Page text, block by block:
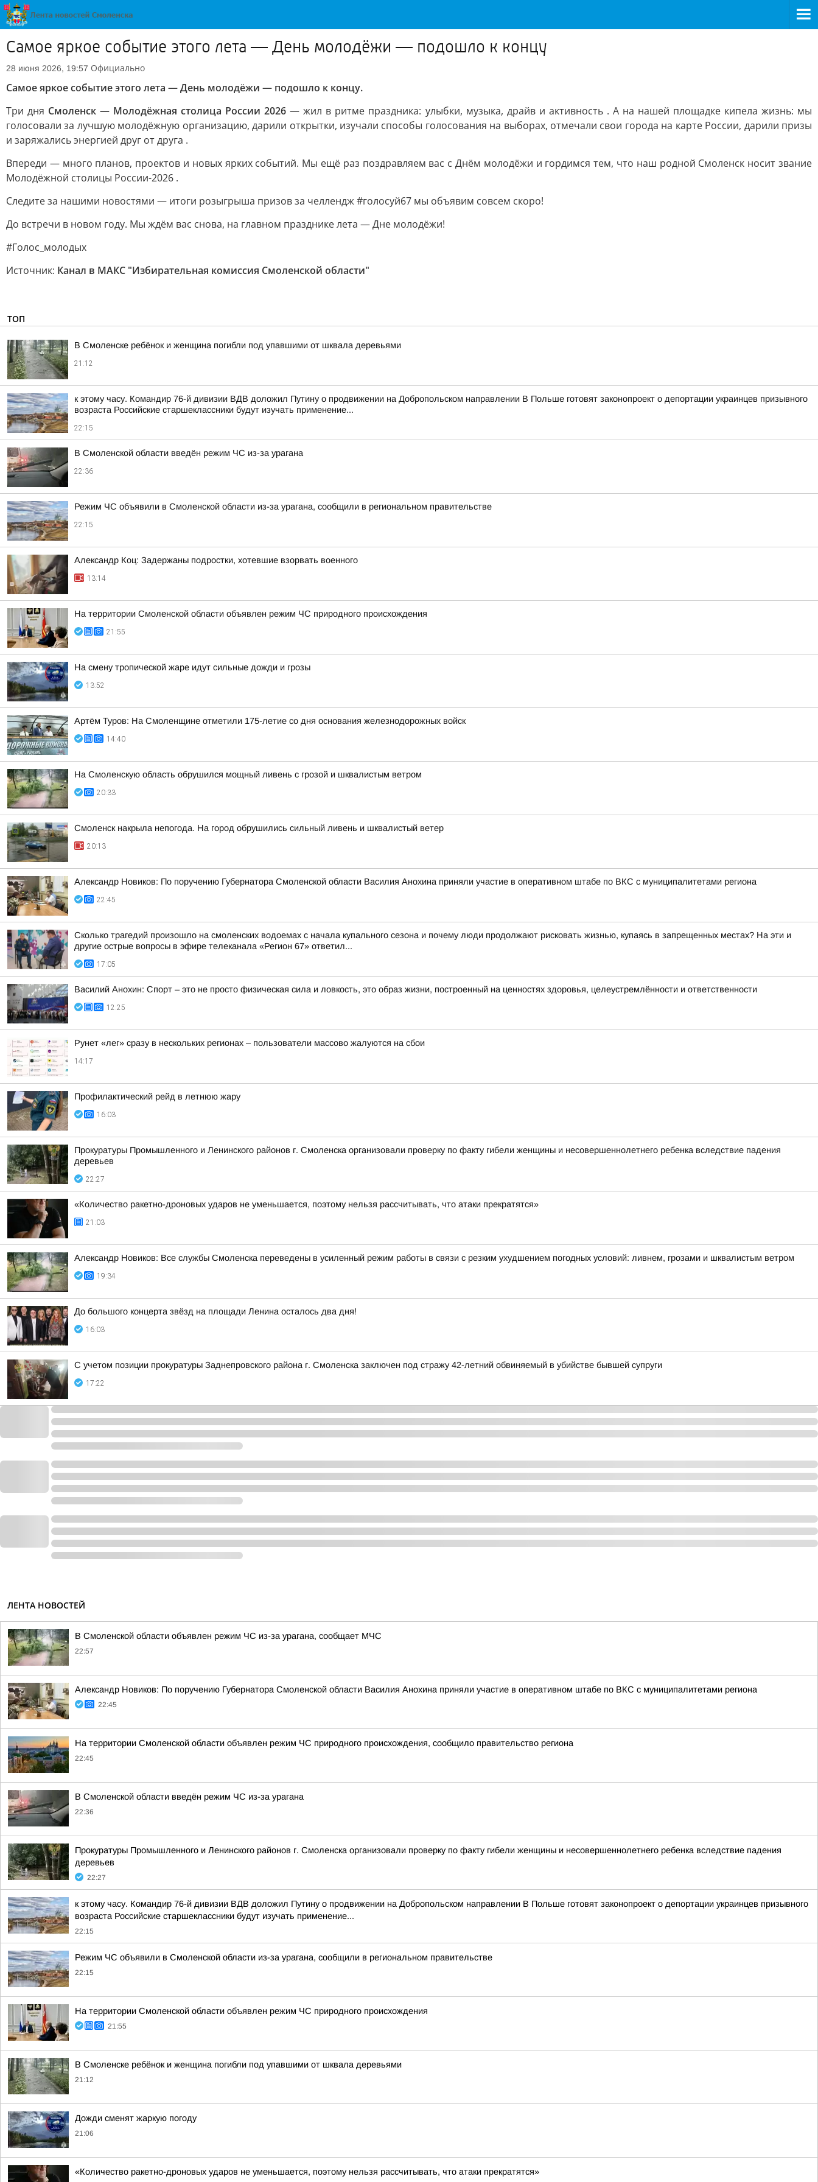
Самое яркое событие этого лета — День молодёжи — подошло к концу
28 июня 2026, 19:57 Официально
Самое яркое событие этого лета — День молодёжи — подошло к концу.
Три дня Смоленск — Молодёжная столица России 2026 — жил в ритме праздника: улыбки, музыка, драйв и активность . А на нашей площадке кипела жизнь: мы
голосовали за лучшую молодёжную организацию, дарили открытки, изучали способы голосования на выборах, отмечали свои города на карте России, дарили призы
и заряжались энергией друг от друга .
Впереди — много планов, проектов и новых ярких событий. Мы ещё раз поздравляем вас с Днём молодёжи и гордимся тем, что наш родной Смоленск носит звание
Молодёжной столицы России-2026 .
Следите за нашими новостями — итоги розыгрыша призов за челлендж #голосуй67 мы объявим совсем скоро!
До встречи в новом году. Мы ждём вас снова, на главном празднике лета — Дне молодёжи!
#Голос_молодых
Источник: Канал в МАКС "Избирательная комиссия Смоленской области"
ТОП
В Смоленске ребёнок и женщина погибли под упавшими от шквала деревьями
21:12
к этому часу. Командир 76-й дивизии ВДВ доложил Путину о продвижении на Добропольском направлении В Польше готовят законопроект о депортации украинцев призывного
возраста Российские старшеклассники будут изучать применение...
22:15
В Смоленской области введён режим ЧС из-за урагана
22:36
Режим ЧС объявили в Смоленской области из-за урагана, сообщили в региональном правительстве
22:15
Александр Коц: Задержаны подростки, хотевшие взорвать военного
13:14
На территории Смоленской области объявлен режим ЧС природного происхождения
21:55
На смену тропической жаре идут сильные дожди и грозы
13:52
Артём Туров: На Смоленщине отметили 175-летие со дня основания железнодорожных войск
14:40
На Смоленскую область обрушился мощный ливень с грозой и шквалистым ветром
20:33
Смоленск накрыла непогода. На город обрушились сильный ливень и шквалистый ветер
20:13
Александр Новиков: По поручению Губернатора Смоленской области Василия Анохина приняли участие в оперативном штабе по ВКС с муниципалитетами региона
22:45
Сколько трагедий произошло на смоленских водоемах с начала купального сезона и почему люди продолжают рисковать жизнью, купаясь в запрещенных местах? На эти и
другие острые вопросы в эфире телеканала «Регион 67» ответил...
17:05
Василий Анохин: Спорт – это не просто физическая сила и ловкость, это образ жизни, построенный на ценностях здоровья, целеустремлённости и ответственности
12:25
Рунет «лег» сразу в нескольких регионах – пользователи массово жалуются на сбои
14:17
Профилактический рейд в летнюю жару
16:03
Прокуратуры Промышленного и Ленинского районов г. Смоленска организовали проверку по факту гибели женщины и несовершеннолетнего ребенка вследствие падения
деревьев
22:27
«Количество ракетно-дроновых ударов не уменьшается, поэтому нельзя рассчитывать, что атаки прекратятся»
21:03
Александр Новиков: Все службы Смоленска переведены в усиленный режим работы в связи с резким ухудшением погодных условий: ливнем, грозами и шквалистым ветром
19:34
До большого концерта звёзд на площади Ленина осталось два дня!
16:03
С учетом позиции прокуратуры Заднепровского района г. Смоленска заключен под стражу 42-летний обвиняемый в убийстве бывшей супруги
17:22
ЛЕНТА НОВОСТЕЙ
В Смоленской области объявлен режим ЧС из-за урагана, сообщает МЧС
22:57
Александр Новиков: По поручению Губернатора Смоленской области Василия Анохина приняли участие в оперативном штабе по ВКС с муниципалитетами региона
22:45
На территории Смоленской области объявлен режим ЧС природного происхождения, сообщило правительство региона
22:45
В Смоленской области введён режим ЧС из-за урагана
22:36
Прокуратуры Промышленного и Ленинского районов г. Смоленска организовали проверку по факту гибели женщины и несовершеннолетнего ребенка вследствие падения
деревьев
22:27
к этому часу. Командир 76-й дивизии ВДВ доложил Путину о продвижении на Добропольском направлении В Польше готовят законопроект о депортации украинцев призывного
возраста Российские старшеклассники будут изучать применение...
22:15
Режим ЧС объявили в Смоленской области из-за урагана, сообщили в региональном правительстве
22:15
На территории Смоленской области объявлен режим ЧС природного происхождения
21:55
В Смоленске ребёнок и женщина погибли под упавшими от шквала деревьями
21:12
Дожди сменят жаркую погоду
21:06
«Количество ракетно-дроновых ударов не уменьшается, поэтому нельзя рассчитывать, что атаки прекратятся»